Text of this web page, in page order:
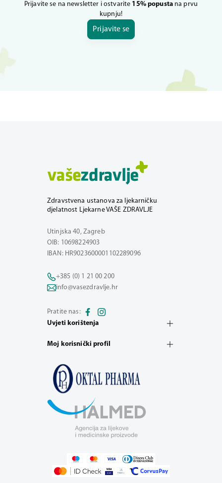
Prijavite se na newsletter i ostvarite 15% popustana prvu
kupnju!
Prijavite se
Zdravstvena ustanova za ljekarničku
djelatnost Ljekarne VAŠE ZDRAVLJE
Utinjska 40, Zagreb
OIB: 10698224903
IBAN: HR9023600001102289096
+385 (0) 1 21 00 200
info@vasezdravlje.hr
Pratite nas:
Uvjeti korištenja
Moj korisnički profil